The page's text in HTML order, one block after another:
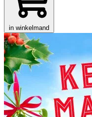
in winkelmand